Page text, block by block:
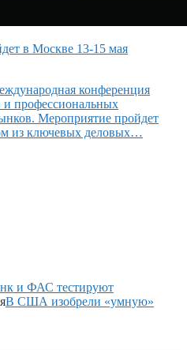
в Москве 13-15 мая
конференция
и профессиональных
Мероприятие пройдет
из ключевых деловых…
и ФАС тестируют
В США изобрели «умную»